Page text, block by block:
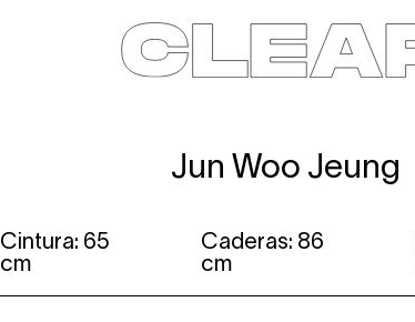
Kids Be a model Contact
Jun Woo Jeung
Cintura: 65
cm
Caderas: 86
cm